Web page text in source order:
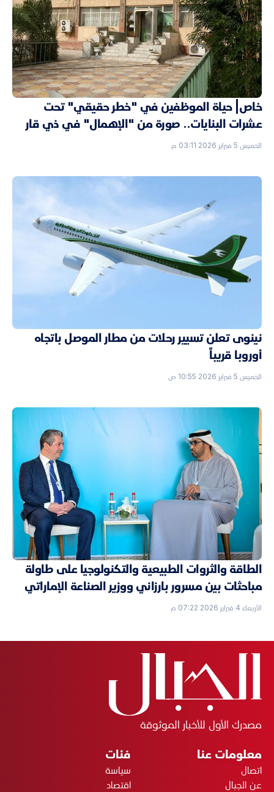
خاص| حياة الموظفين في "خطر حقيقي" تحت
عشرات البنايات.. صورة من "الإهمال" في ذي قار
الخميس 5 فبراير 2026 03:11 م
نينوى تعلن تسيير رحلات من مطار الموصل باتجاه
أوروبا قريباً
الخميس 5 فبراير 2026 10:55 ص
الطاقة والثروات الطبيعية والتكنولوجيا على طاولة
مباحثات بين مسرور بارزاني ووزير الصناعة الإماراتي
الأربعاء 4 فبراير 2026 07:22 م
مصدرك الأول للأخبار الموثوقة
معلومات عنا
اتصال
عن الجبال
فئات
سياسة
اقتصاد